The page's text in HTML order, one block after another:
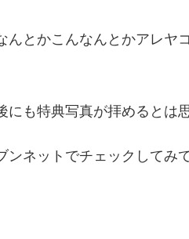
んとかこんなんとかアレヤ
にも特典写真が拝めるとは
ンネットでチェックしてみ